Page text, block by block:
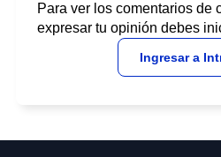
Para ver los comentarios de
expresar tu opinión debes
Ingresar a